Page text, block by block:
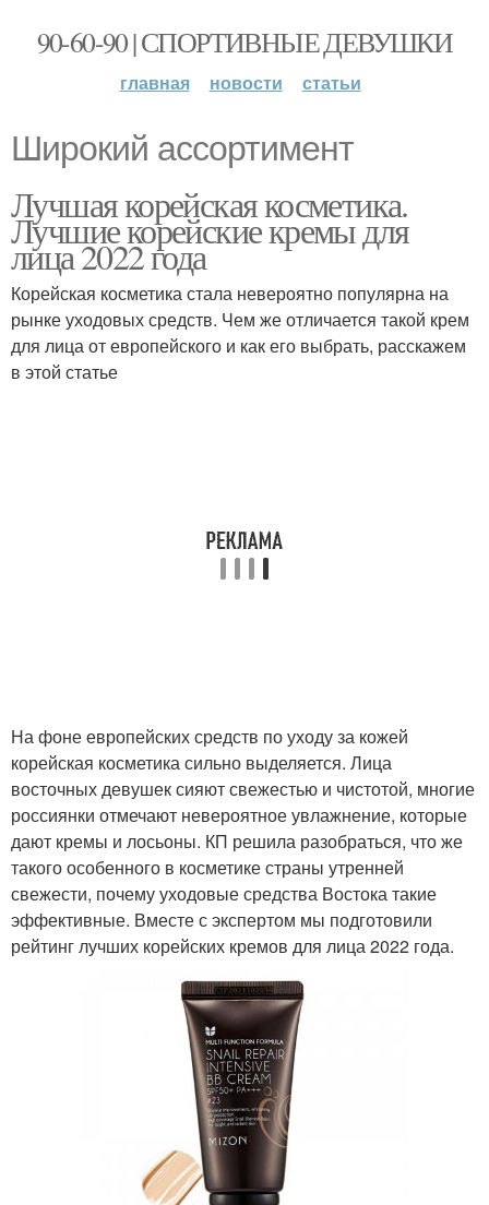
90-60-90 | СПОРТИВНЫЕ ДЕВУШКИ
главная новости статьи
Широкий ассортимент
Лучшая корейская косметика.
Лучшие корейские кремы для
лица 2022 года
Корейская косметика стала невероятно популярна на
рынке уходовых средств. Чем же отличается такой крем
для лица от европейского и как его выбрать, расскажем
в этой статье
На фоне европейских средств по уходу за кожей
корейская косметика сильно выделяется. Лица
восточных девушек сияют свежестью и чистотой, многие
россиянки отмечают невероятное увлажнение, которые
дают кремы и лосьоны. КП решила разобраться, что же
такого особенного в косметике страны утренней
свежести, почему уходовые средства Востока такие
эффективные. Вместе с экспертом мы подготовили
рейтинг лучших корейских кремов для лица 2022 года.